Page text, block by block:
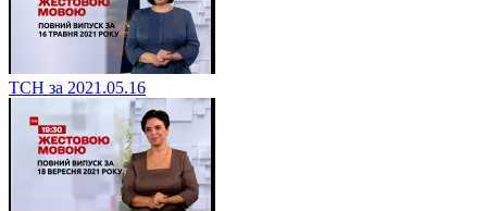
ТСН за 2021.05.16